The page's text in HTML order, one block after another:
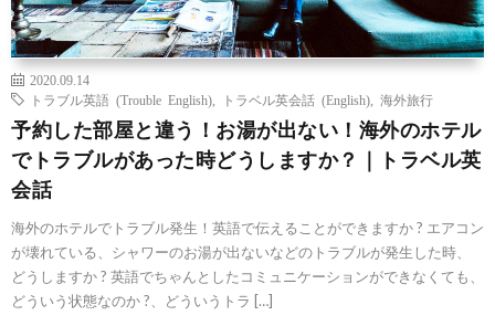
2020.09.14
トラブル英語 (Trouble English)
トラベル英会話 (English) 海外旅行
予約した部屋と違う！お湯が出ない！海外のホテル
でトラブルがあった時どうしますか？｜トラベル英
会話
海外のホテルでトラブル発生！英語で伝えることができますか ? エアコン
が壊れている、シャワーのお湯が出ないなどのトラブルが発生した時、
どうしますか ? 英語でちゃんとしたコミュニケーションができなくても、
どういう状態なのか ?、どういうトラ […]